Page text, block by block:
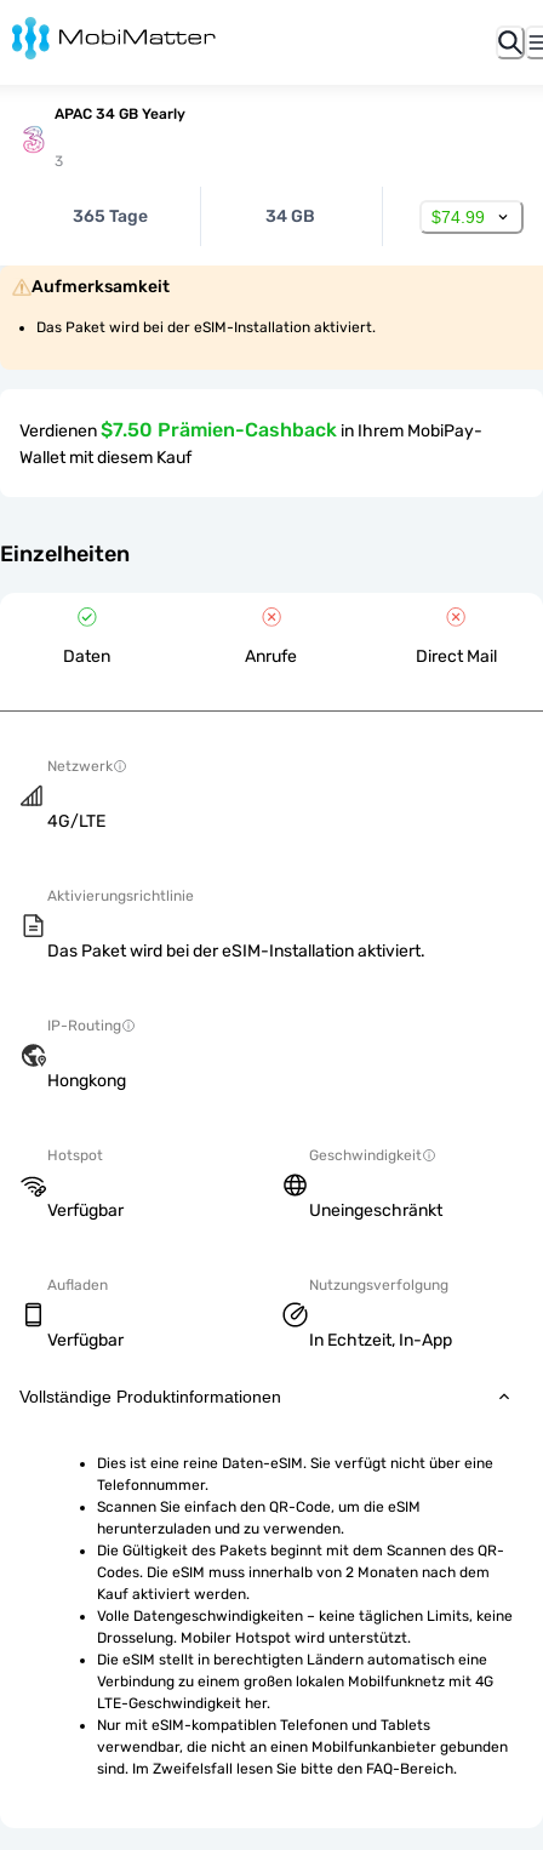
APAC 34 GB Yearly
3
365 Tage 34 GB $74.99
Aufmerksamkeit
Das Paket wird bei der eSIM-Installation aktiviert.
Verdienen$7.50 Prämien-Cashback in Ihrem MobiPay-
Wallet mit diesem Kauf
Einzelheiten
Daten Anrufe Direct Mail
Netzwerk
4G/LTE
Aktivierungsrichtlinie
Das Paket wird bei der eSIM-Installation aktiviert.
IP-Routing
Hongkong
Hotspot
Verfügbar
Geschwindigkeit
Uneingeschränkt
Aufladen
Verfügbar
Nutzungsverfolgung
In Echtzeit, In-App
Vollständige Produktinformationen
Dies ist eine reine Daten-eSIM. Sie verfügt nicht über eine
Telefonnummer.
Scannen Sie einfach den QR-Code, um die eSIM
herunterzuladen und zu verwenden.
Die Gültigkeit des Pakets beginnt mit dem Scannen des QR-
Codes. Die eSIM muss innerhalb von 2 Monaten nach dem
Kauf aktiviert werden.
Volle Datengeschwindigkeiten – keine täglichen Limits, keine
Drosselung. Mobiler Hotspot wird unterstützt.
Die eSIM stellt in berechtigten Ländern automatisch eine
Verbindung zu einem großen lokalen Mobilfunknetz mit 4G
LTE-Geschwindigkeit her.
Nur mit eSIM-kompatiblen Telefonen und Tablets
verwendbar, die nicht an einen Mobilfunkanbieter gebunden
sind. Im Zweifelsfall lesen Sie bitte den FAQ-Bereich.